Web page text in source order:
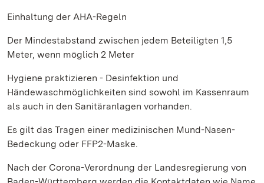
Einhaltung der AHA-Regeln
Der Mindestabstand zwischen jedem Beteiligten 1,5
Meter, wenn möglich 2 Meter
Hygiene praktizieren - Desinfektion und
Händewaschmöglichkeiten sind sowohl im Kassenraum
als auch in den Sanitäranlagen vorhanden.
Es gilt das Tragen einer medizinischen Mund-Nasen-
Bedeckung oder FFP2-Maske.
Nach der Corona-Verordnung der Landesregierung von